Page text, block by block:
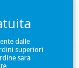
dalle
superiori
sarà